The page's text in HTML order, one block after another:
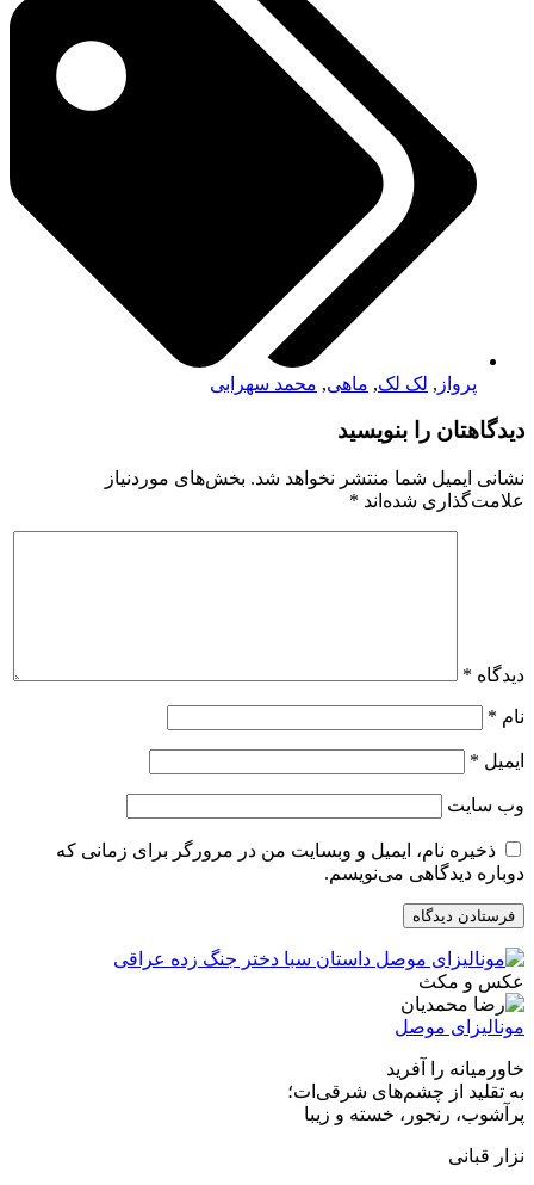
پرواز , لک لک, ماهی, محمد سهرابی
دیدگاهتان را بنویسید
نشانی ایمیل شما منتشر نخواهد شد. بخش‌های موردنیاز
علامت‌گذاری شده‌اند *
دیدگاه *
نام *
ایمیل *
وب‌ سایت
ذخیره نام، ایمیل و وبسایت من در مرورگر برای زمانی که
دوباره دیدگاهی می‌نویسم.
عکس و مکث
مونالیزای موصل
خاورمیانه را آفرید‍‍
به تقلید از چشم‎‌‌های شرقی‌ات؛
پرآشوب، رنجور، خسته و زیبا
نزار قبانی